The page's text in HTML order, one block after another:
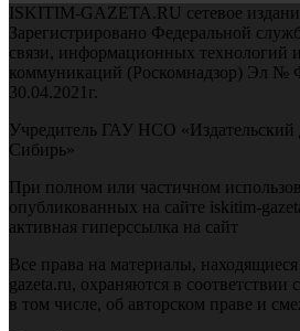
ISKITIM-GAZETA.RU сетевое
Зарегистрировано Федеральной
связи, информационных технологий
коммуникаций (Роскомнадзор) Эл №
30.04.2021г.
Учредитель ГАУ НСО «Издательский
Сибирь»
При полном или частичном
опубликованных на сайте iskitim-
активная гиперссылка на сайт
Все права на материалы,
gazeta.ru, охраняются в соответствии
в том числе, об авторском праве и